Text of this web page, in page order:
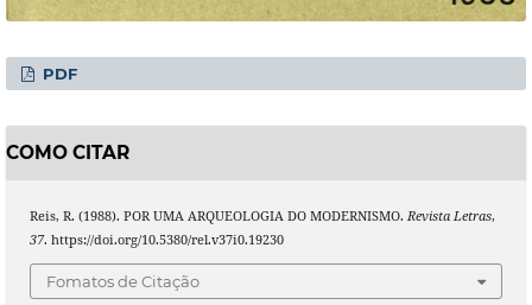
PDF
COMO CITAR
Reis, R. (1988). POR UMA ARQUEOLOGIA DO MODERNISMO. Revista Letras,
37. https://doi.org/10.5380/rel.v37i0.19230
Fomatos de Citação